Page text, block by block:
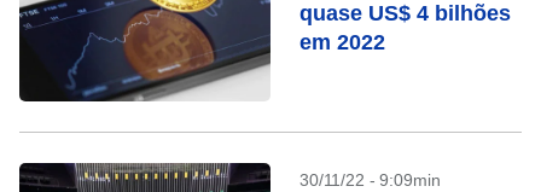
quase US$ 4 bilhões
em 2022
30/11/22 - 9:09min